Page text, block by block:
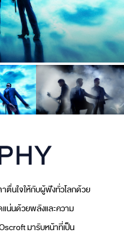
ตื่นใจให้กับผู้ฟังทั่วโลกด้วย
น่นด้วยพลังและความ
มารับหน้าที่เป็น